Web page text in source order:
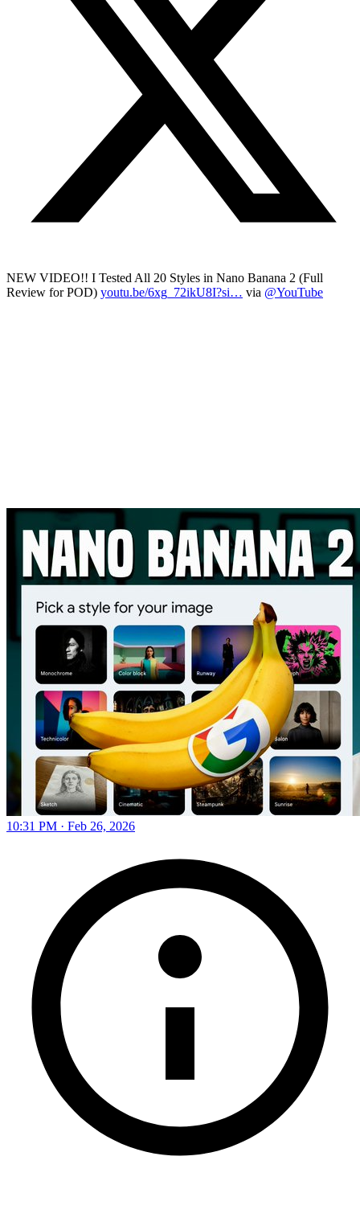
NEW VIDEO!! I Tested All 20 Styles in Nano Banana 2 (Full
Review for POD) youtu.be/6xg_72ikU8I?si… via @YouTube
10:31 PM · Feb 26, 2026